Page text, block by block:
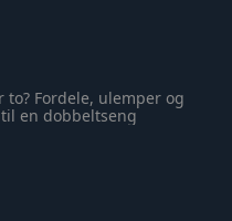
Fordele, ulemper og
en dobbeltseng